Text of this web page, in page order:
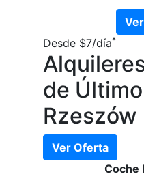
Desde $7/día*
de
Rzeszów
Ver Oferta
Coche